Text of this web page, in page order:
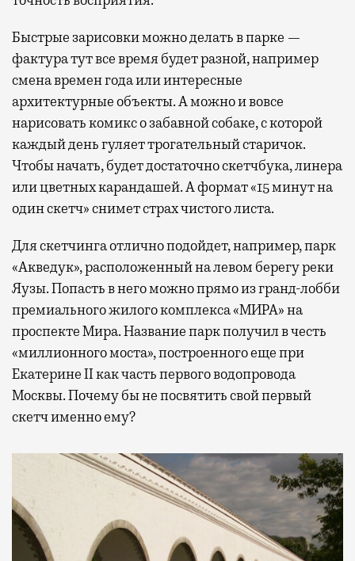
Быстрые зарисовки можно делать в парке —
фактура тут все время будет разной, например
смена времен года или интересные
архитектурные объекты. А можно и вовсе
нарисовать комикс о забавной собаке, с которой
каждый день гуляет трогательный старичок.
Чтобы начать, будет достаточно скетчбука, линера
или цветных карандашей. А формат «15 минут на
один скетч» снимет страх чистого листа.
Для скетчинга отлично подойдет, например, парк
«Акведук», расположенный на левом берегу реки
Яузы. Попасть в него можно прямо из гранд-лобби
премиального жилого комплекса «МИРА» на
проспекте Мира. Название парк получил в честь
«миллионного моста», построенного еще при
Екатерине II как часть первого водопровода
Москвы. Почему бы не посвятить свой первый
скетч именно ему?